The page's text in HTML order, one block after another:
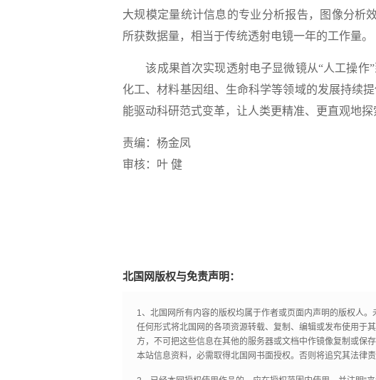
大规模定量统计信息的专业分析报告，图像分析
所获数据量，相当于传统透射电镜一年的工作量。
该成果首次实现透射电子显微镜从“人工操作”
化工、材料基因组、生命科学等领域的发展持续
能驱动科研范式变革，让人类更精准、更直观地探
责编：杨金凤
审核：叶 健
北国网版权与免责声明：
1、北国网所有内容的版权均属于作者或页面内声明的版权人
任何形式将北国网的各项资源转载、复制、编辑或发布使用于
方，不可把这些信息在其他的服务器或文档中作镜像复制或保
本站信息资料，必需取得北国网书面授权。否则将追究其法律责